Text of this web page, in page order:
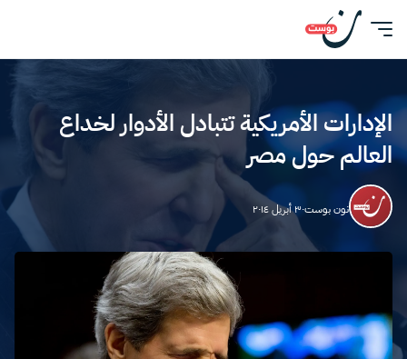
الإدارات الأمريكية تتبادل الأدوار لخداع
العالم حول مصر
نون بوست٣٠ أبريل ٢٠١٤